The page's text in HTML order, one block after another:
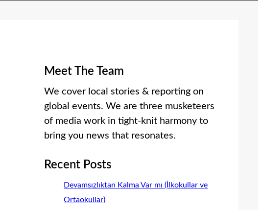
Meet The Team
We cover local stories & reporting on
global events. We are three musketeers
of media work in tight-knit harmony to
bring you news that resonates.
Recent Posts
Devamsızlıktan Kalma Var mı (İlkokullar ve
Ortaokullar)